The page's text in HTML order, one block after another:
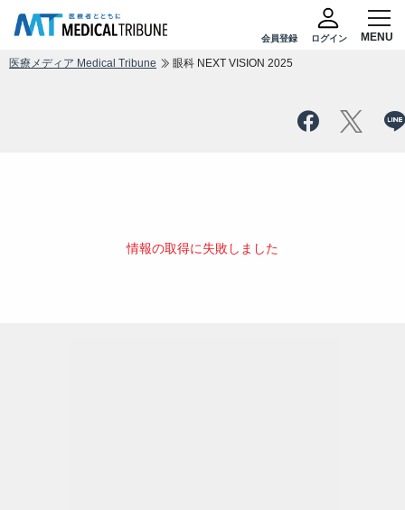
会員登録 ログイン
医療メディア Medical Tribune 眼科 NEXT VISION 2025
情報の取得に失敗しました